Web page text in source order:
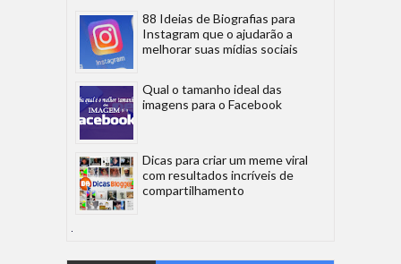
88 Ideias de Biografias para
Instagram que o ajudarão a
melhorar suas mídias sociais
Qual o tamanho ideal das
imagens para o Facebook
Dicas para criar um meme viral
com resultados incríveis de
compartilhamento